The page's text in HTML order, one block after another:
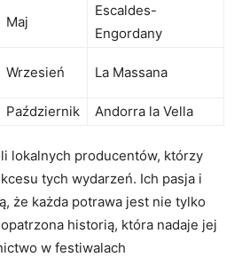
Maj
Escaldes-
Engordany
Wrzesień La⁣ Massana
Październik Andorra ‍la Vella
lokalnych producentów, ⁤którzy‍
tych‌ wydarzeń. ⁣Ich pasja i
że każda potrawa ⁢jest nie‌ tylko
historią, która nadaje ‌jej
w festiwalach